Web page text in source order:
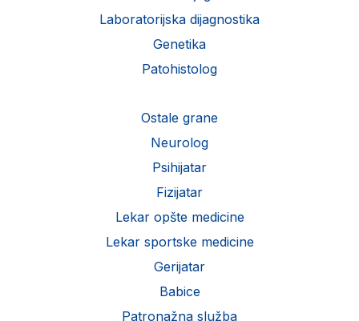
Laboratorijska dijagnostika
Genetika
Patohistolog
Ostale grane
Neurolog
Psihijatar
Fizijatar
Lekar opšte medicine
Lekar sportske medicine
Gerijatar
Babice
Patronažna služba